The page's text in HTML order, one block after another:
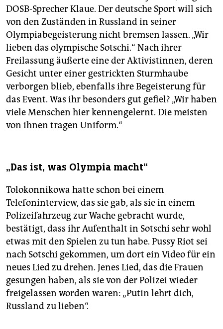
DOSB-Sprecher Klaue. Der deutsche Sport will sich
von den Zuständen in Russland in seiner
Olympiabegeisterung nicht bremsen lassen. „Wir
lieben das olympische Sotschi.“ Nach ihrer
Freilassung äußerte eine der Aktivistinnen, deren
Gesicht unter einer gestrickten Sturmhaube
verborgen blieb, ebenfalls ihre Begeisterung für
das Event. Was ihr besonders gut gefiel? „Wir haben
viele Menschen hier kennengelernt. Die meisten
von ihnen tragen Uniform.“
„Das ist, was Olympia macht“
Tolokonnikowa hatte schon bei einem
Telefoninterview, das sie gab, als sie in einem
Polizeifahrzeug zur Wache gebracht wurde,
bestätigt, dass ihr Aufenthalt in Sotschi sehr wohl
etwas mit den Spielen zu tun habe. Pussy Riot sei
nach Sotschi gekommen, um dort ein Video für ein
neues Lied zu drehen. Jenes Lied, das die Frauen
gesungen haben, als sie von der Polizei wieder
freigelassen worden waren: „Putin lehrt dich,
Russland zu lieben“.